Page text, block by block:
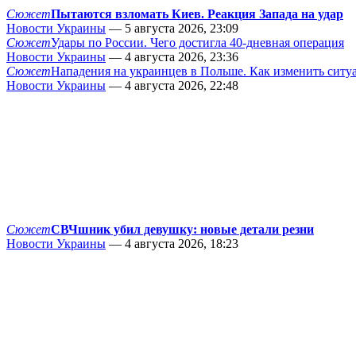
СюжетПытаются взломать Киев. Реакция Запада на удар
Новости Украины — 5 августа 2026, 23:09
СюжетУдары по России. Чего достигла 40-дневная операция
Новости Украины — 4 августа 2026, 23:36
СюжетНападения на украинцев в Польше. Как изменить
Новости Украины — 4 августа 2026, 22:48
СюжетСВЧшник убил девушку: новые детали резни
Новости Украины — 4 августа 2026, 18:23